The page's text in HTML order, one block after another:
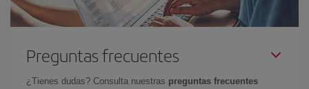
Preguntas frecuentes
¿Tienes dudas? Consulta nuestras preguntas frecuentes